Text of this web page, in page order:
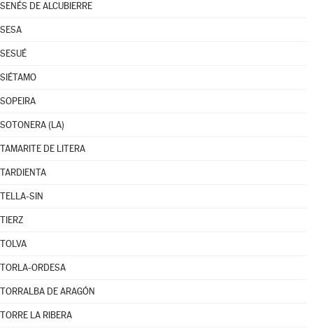
SENÉS DE ALCUBIERRE
SESA
SESUÉ
SIÉTAMO
SOPEIRA
SOTONERA (LA)
TAMARITE DE LITERA
TARDIENTA
TELLA-SIN
TIERZ
TOLVA
TORLA-ORDESA
TORRALBA DE ARAGÓN
TORRE LA RIBERA